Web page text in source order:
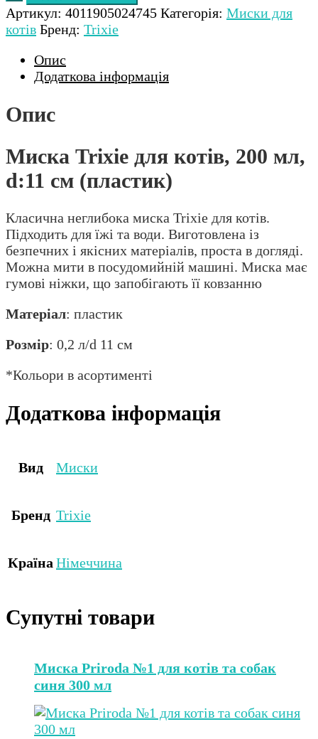
Артикул: 4011905024745 Категорія: Миски для
котів Бренд: Trixie
Опис
Додаткова інформація
Опис
Миска Trixie для котів, 200 мл,
d:11 см (пластик)
Класична неглибока миска Trixie для котів.
Підходить для їжі та води. Виготовлена із
безпечних і якісних матеріалів, проста в догляді.
Можна мити в посудомийній машині. Миска має
гумові ніжки, що запобігають її ковзанню
Матеріал: пластик
Розмір: 0,2 л/d 11 см
*Кольори в асортименті
Додаткова інформація
Вид Миски
Бренд Trixie
Країна Німеччина
Супутні товари
Миска Priroda №1 для котів та собак
синя 300 мл